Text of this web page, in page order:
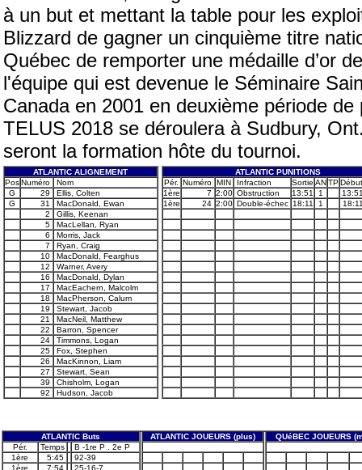
à un but et mettant la table pour les
Blizzard de gagner un cinquième titre
Québec de remporter une médaille d’or
l'équipe qui est devenue le Séminaire
Canada en 2001 en deuxième période
TELUS 2018 se déroulera à Sudbury,
seront la formation hôte du tournoi.
ATLANTIC ALIGNEMENT
PosNuméro
Nom
G
29
Ellis, Colten
G
31
MacDonald, Ewan
2
Gillis, Keenan
5
MacLellan, Ryan
6
Morris, Jack
7
Ryan, Craig
10
MacDonald, Fearghus
12
Warner, Avery
16
MacDonald, Dylan
17
MacEachern, Malcolm
18
MacPherson, Calum
19
Stewart, Jacob
21
MacNeil, Matthew
22
Barron, Spencer
24
Timmons, Logan
25
Fox, Stephen
26
MacKinnon, Liam
27
Stewart, Sean
39
Chisholm, Logan
92
Hudson, Jacob
ATLANTIC PUNITIONS
Pér. Numéro MIN Infraction Sortie ANTPDébut
1ère
7 2:00 Obstruction 13:51 1
1ère
24 2:00 Double-échec 18:11 1
ATLANTIC Buts ATLANTIC JOUEURS (plus)
QUéBEC JOUEURS
Pér.
Temps
B -1re P . 2e P
1ère
5:45
92-39
1ère
7:54 25-16-7